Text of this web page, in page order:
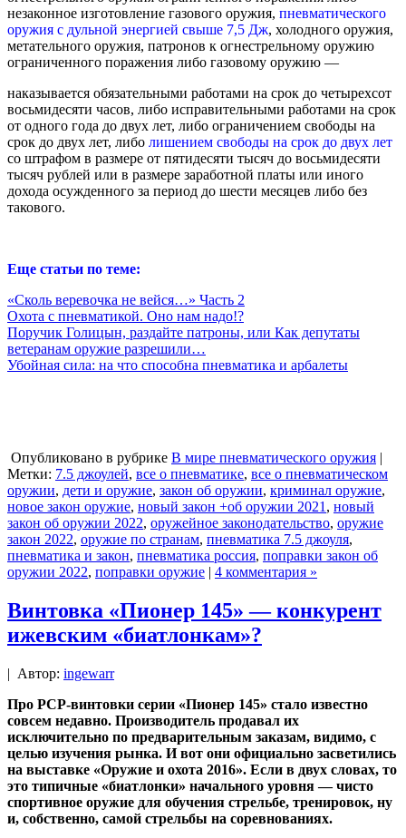
незаконное изготовление газового оружия, пневматического
оружия с дульной энергией свыше 7,5 Дж, холодного оружия,
метательного оружия, патронов к огнестрельному оружию
ограниченного поражения либо газовому оружию —
наказывается обязательными работами на срок до четырехсот
восьмидесяти часов, либо исправительными работами на срок
от одного года до двух лет, либо ограничением свободы на
срок до двух лет, либо лишением свободы на срок до двух лет
со штрафом в размере от пятидесяти тысяч до восьмидесяти
тысяч рублей или в размере заработной платы или иного
дохода осужденного за период до шести месяцев либо без
такового.
Еще статьи по теме:
«Сколь веревочка не вейся…» Часть 2
Охота с пневматикой. Оно нам надо!?
Поручик Голицын, раздайте патроны, или Как депутаты
ветеранам оружие разрешили…
Убойная сила: на что способна пневматика и арбалеты
Опубликовано в рубрике В мире пневматического оружия |
Метки: 7.5 джоулей, все о пневматике, все о пневматическом
оружии, дети и оружие, закон об оружии, криминал оружие,
новое закон оружие, новый закон +об оружии 2021 , новый
закон об оружии 2022, оружейное законодательство, оружие
закон 2022, оружие по странам, пневматика 7.5 джоуля,
пневматика и закон, пневматика россия, поправки закон об
оружии 2022, поправки оружие | 4 комментария »
Винтовка «Пионер 145» — конкурент
ижевским «биатлонкам»?
| Автор: ingewarr
Про PCP-винтовки серии «Пионер 145» стало известно
совсем недавно. Производитель продавал их
исключительно по предварительным заказам, видимо, с
целью изучения рынка. И вот они официально засветились
на выставке «Оружие и охота 2016». Если в двух словах, то
это типичные «биатлонки» начального уровня — чисто
спортивное оружие для обучения стрельбе, тренировок, ну
и, собственно, самой стрельбы на соревнованиях.